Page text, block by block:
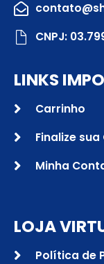
CNPJ:
LINKS
Carrinho
Finalize
Minha
LOJA
Política de